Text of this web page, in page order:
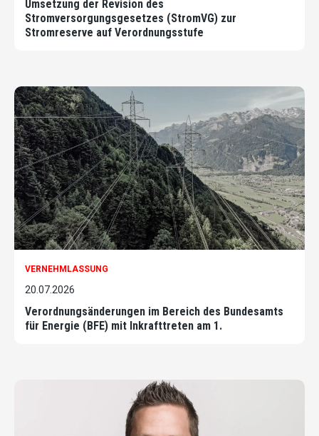
Umsetzung der Revision des
Stromversorgungsgesetzes (StromVG) zur
Stromreserve auf Verordnungsstufe
VERNEHMLASSUNG
20.07.2026
Verordnungsänderungen im Bereich des Bundesamts
für Energie (BFE) mit Inkrafttreten am 1.